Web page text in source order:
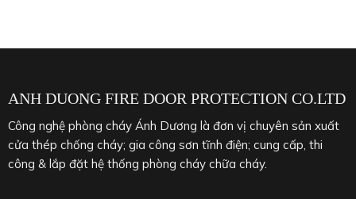
ANH DUONG FIRE DOOR PROTECTION CO.LTD
Công nghệ phòng cháy Ánh Dương là đơn vị chuyên sản xuất
cửa thép chống cháy; gia công sơn tĩnh điện; cung cấp, thi
công & lắp đặt hệ thống phòng cháy chữa cháy.